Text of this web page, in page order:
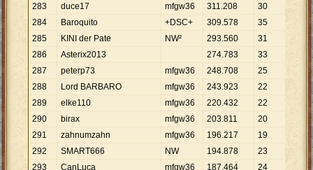
283
duce17 mfgw36 311.208 30
284
Baroquito +DSC+ 309.578 35 8
845
285
KINI der Pate NW² 293.560 31
470
286
Asterix2013 274.783 33 8.
287
peterp73 mfgw36 248.708 25 .
948
288
Lord BARBARO mfgw36 243.923 22
289
elke110 mfgw36 220.432 22 10
290
birax mfgw36 203.811 20
291
zahnumzahn mfgw36 196.217 19
292
SMART666 NW 194.878 23
473
293
CanLuca mfgw36 187.464 24
811